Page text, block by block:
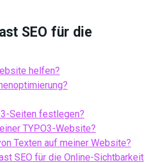
SEO für die
helfen?
Seiten festlegen?
TYPO3-Website?
Texten auf meiner Website?
SEO für die Online-Sichtbarkeit